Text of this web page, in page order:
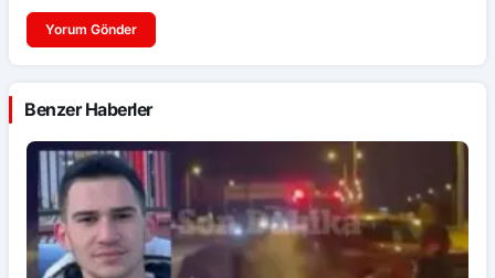
Yorum Gönder
Benzer Haberler